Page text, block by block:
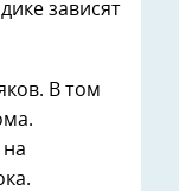
зависят
В том
на